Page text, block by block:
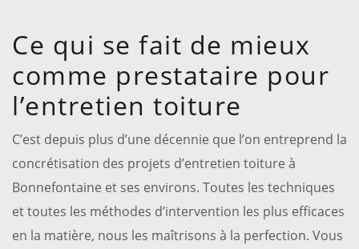
Ce qui se fait de mieux
comme prestataire pour
l’entretien toiture
C’est depuis plus d’une décennie que l’on entreprend la
concrétisation des projets d’entretien toiture à
Bonnefontaine et ses environs. Toutes les techniques
et toutes les méthodes d’intervention les plus efficaces
en la matière, nous les maîtrisons à la perfection. Vous